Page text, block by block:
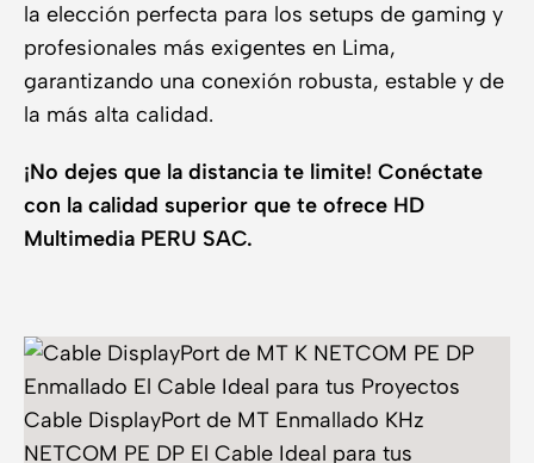
la elección perfecta para los setups de gaming y
profesionales más exigentes en Lima,
garantizando una conexión robusta, estable y de
la más alta calidad.
¡No dejes que la distancia te limite! Conéctate
con la calidad superior que te ofrece HD
Multimedia PERU SAC.